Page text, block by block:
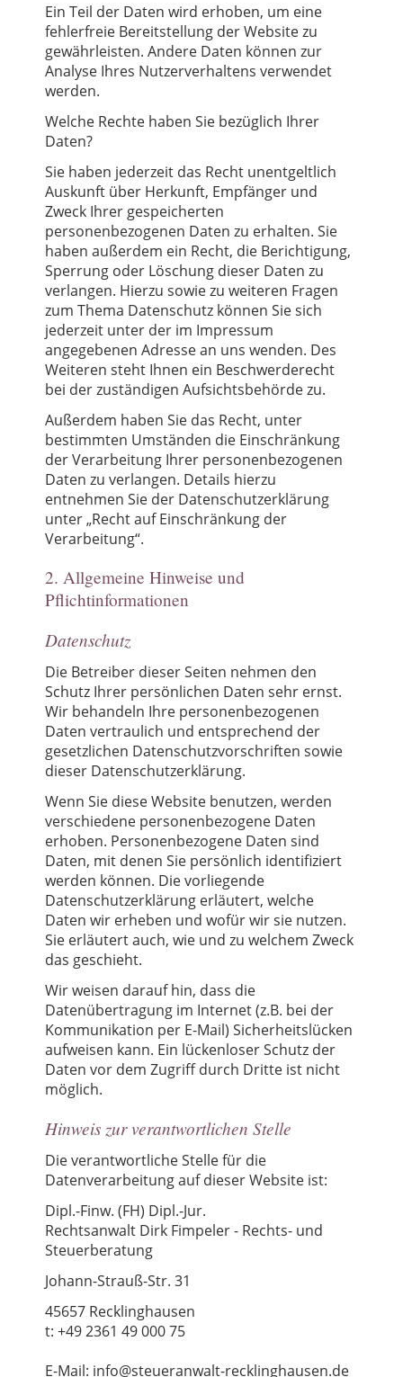
Ein Teil der Daten wird erhoben, um eine
fehlerfreie Bereitstellung der Website zu
gewährleisten. Andere Daten können zur
Analyse Ihres Nutzerverhaltens verwendet
werden.
Welche Rechte haben Sie bezüglich Ihrer
Daten?
Sie haben jederzeit das Recht unentgeltlich
Auskunft über Herkunft, Empfänger und
Zweck Ihrer gespeicherten
personenbezogenen Daten zu erhalten. Sie
haben außerdem ein Recht, die Berichtigung,
Sperrung oder Löschung dieser Daten zu
verlangen. Hierzu sowie zu weiteren Fragen
zum Thema Datenschutz können Sie sich
jederzeit unter der im Impressum
angegebenen Adresse an uns wenden. Des
Weiteren steht Ihnen ein Beschwerderecht
bei der zuständigen Aufsichtsbehörde zu.
Außerdem haben Sie das Recht, unter
bestimmten Umständen die Einschränkung
der Verarbeitung Ihrer personenbezogenen
Daten zu verlangen. Details hierzu
entnehmen Sie der Datenschutzerklärung
unter „Recht auf Einschränkung der
Verarbeitung“.
2. Allgemeine Hinweise und
Pflichtinformationen
Datenschutz
Die Betreiber dieser Seiten nehmen den
Schutz Ihrer persönlichen Daten sehr ernst.
Wir behandeln Ihre personenbezogenen
Daten vertraulich und entsprechend der
gesetzlichen Datenschutzvorschriften sowie
dieser Datenschutzerklärung.
Wenn Sie diese Website benutzen, werden
verschiedene personenbezogene Daten
erhoben. Personenbezogene Daten sind
Daten, mit denen Sie persönlich identifiziert
werden können. Die vorliegende
Datenschutzerklärung erläutert, welche
Daten wir erheben und wofür wir sie nutzen.
Sie erläutert auch, wie und zu welchem Zweck
das geschieht.
Wir weisen darauf hin, dass die
Datenübertragung im Internet (z.B. bei der
Kommunikation per E-Mail) Sicherheitslücken
aufweisen kann. Ein lückenloser Schutz der
Daten vor dem Zugriff durch Dritte ist nicht
möglich.
Hinweis zur verantwortlichen Stelle
Die verantwortliche Stelle für die
Datenverarbeitung auf dieser Website ist:
Dipl.-Finw. (FH) Dipl.-Jur.
Rechtsanwalt Dirk Fimpeler - Rechts- und
Steuerberatung
Johann-Strauß-Str. 31
45657 Recklinghausen
t: +49 2361 49 000 75
E-Mail: info@steueranwalt-recklinghausen.de